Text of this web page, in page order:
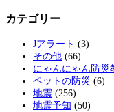
カテゴリー
Jアラート (3)
その他 (66)
にゃんにゃん防災
ペットの防災 (6)
地震 (256)
地震予知 (50)